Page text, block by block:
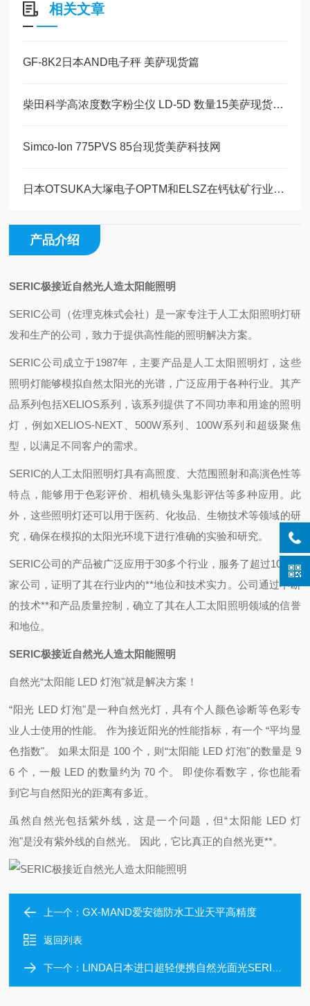
相关文章
GF-8K2日本AND电子秤 美萨现货篇
柴田科学高浓度数字粉尘仪 LD-5D 数量15美萨现货系列
Simco-Ion 775PVS 85台现货美萨科技网
日本OTSUKA大塚电子OPTM和ELSZ在钙钛矿行业简介
产品介绍
SERIC极接近自然光人造太阳能照明
‌SERIC公司（佐理克株式会社）是一家专注于人工太阳照明灯研
发和生产的公司，致力于提供高性能的照明解决方案。‌
SERIC公司成立于1987年，主要产品是人工太阳照明灯，这些
照明灯能够模拟自然太阳光的光谱，广泛应用于各种行业。其产
品系列包括XELIOS系列，该系列提供了不同功率和用途的照明
灯，例如XELIOS-NEXT、500W系列、100W系列和超级聚焦
型，以满足不同客户的需求‌。
SERIC的人工太阳照明灯具有高照度、大范围照射和高演色性等
特点，能够用于色彩评价、相机镜头鬼影评估等多种应用。此
外，这些照明灯还可以用于医药、化妆品、生物技术等领域的研
究，确保在模拟的太阳光环境下进行准确的实验和研究‌。
SERIC公司的产品被广泛应用于30多个行业，服务了超过10,000
家公司，证明了其在行业内的**地位和技术实力‌。公司通过不断
的技术**和产品质量控制，确立了其在人工太阳照明领域的信誉
和地位‌。
SERIC极接近自然光人造太阳能照明
自然光“太阳能 LED 灯泡"就是解决方案！
“阳光 LED 灯泡"是一种自然光灯，具有个人颜色诊断等色彩专
业人士使用的性能。 作为接近阳光的性能指标，有一个 “平均显
色指数"。 如果太阳是 100 个，则“太阳能 LED 灯泡"的数量是 9
6 个，一般 LED 的数量约为 70 个。 即使你看数字，你也能看
到它与自然阳光的距离有多近。
虽然自然光包括紫外线，这是一个问题，但“太阳能 LED 灯
泡"是没有紫外线的自然光。 因此，它比真正的自然光更**。
上一个：GX-MAND爱安德防水工业天平高精度
返回列表
下一个： LINDA日本进口超轻便携自然光面光SERIC佐理克